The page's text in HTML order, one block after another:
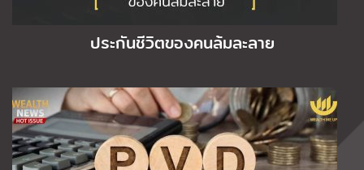
ประกันชีวิตของคนล้มละลาย